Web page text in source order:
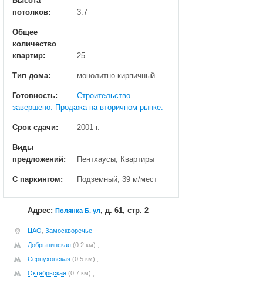
потолков:
3.7
Общее
количество
квартир:
25
Тип дома: монолитно-кирпичный
Готовность:
Строительство
завершено. Продажа на вторичном рынке.
Срок сдачи: 2001 г.
Виды
предложений:
Пентхаусы, Квартиры
С паркингом: Подземный, 39 м/мест
Адрес: Полянка Б. ул, д. 61, стр. 2
ЦАО Замоскворечье
Добрынинская (0.2 км) ,
Серпуховская (0.5 км) ,
Октябрьская (0.7 км) ,